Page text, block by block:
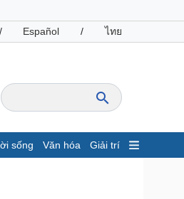
/ Español / ไทย
sống Văn hóa Giải trí